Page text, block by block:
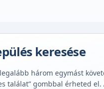
keresése
három egymást
találat” gombbal érheted el.